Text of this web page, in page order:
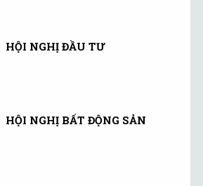
HỘI NGHỊ ĐẦU TƯ
HỘI NGHỊ BẤT ĐỘNG SẢN